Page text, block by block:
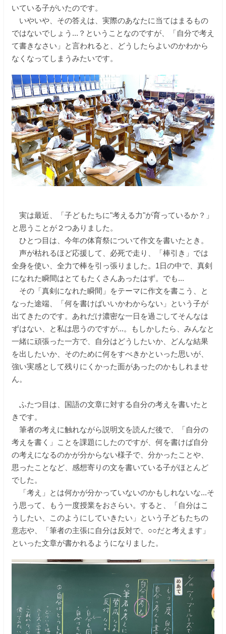
いている子がいたのです。
いやいや、その答えは、実際のあなたに当てはまるもの
ではないでしょう...？ということなのですが、「自分で考え
て書きなさい」と言われると、どうしたらよいのかわから
なくなってしまうみたいです。
実は最近、「子どもたちに"考える力"が育っているか？」
と思うことが２つありました。
ひとつ目は、今年の体育祭について作文を書いたとき。
声が枯れるほど応援して、必死で走り、「棒引き」では
全身を使い、全力で棒を引っ張りました。1日の中で、真剣
になれた瞬間はとてもたくさんあったはず。でも...
その「真剣になれた瞬間」をテーマに作文を書こう、と
なった途端、「何を書けばいいかわからない」という子が
出てきたのです。あれだけ濃密な一日を過ごしてそんなは
ずはない、と私は思うのですが...。もしかしたら、みんなと
一緒に頑張った一方で、自分はどうしたいか、どんな結果
を出したいか、そのために何をすべきかといった思いが、
強い実感として残りにくかった面があったのかもしれませ
ん。
ふたつ目は、国語の文章に対する自分の考えを書いたと
きです。
筆者の考えに触れながら説明文を読んだ後で、「自分の
考えを書く」ことを課題にしたのですが、何を書けば自分
の考えになるのかが分からない様子で、分かったことや、
思ったことなど、感想寄りの文を書いている子がほとんど
でした。
「考え」とは何かが分かっていないのかもしれないな...そ
う思って、もう一度授業をおさらい。すると、「自分はこ
うしたい、このようにしていきたい」という子どもたちの
意志や、「筆者の主張に自分は反対で、○○だと考えます」
といった文章が書かれるようになりました。